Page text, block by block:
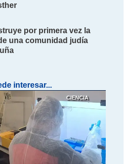
por primera vez la
una comunidad judía
interesar...
CIENCIA